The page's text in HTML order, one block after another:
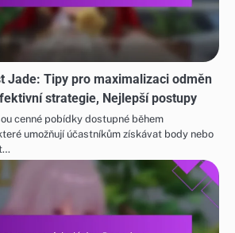
Jade: Tipy pro maximalizaci odměn
strategie, Nejlepší postupy
cenné pobídky dostupné během
umožňují účastníkům získávat body nebo